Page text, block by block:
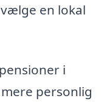
en lokal
i
personlig